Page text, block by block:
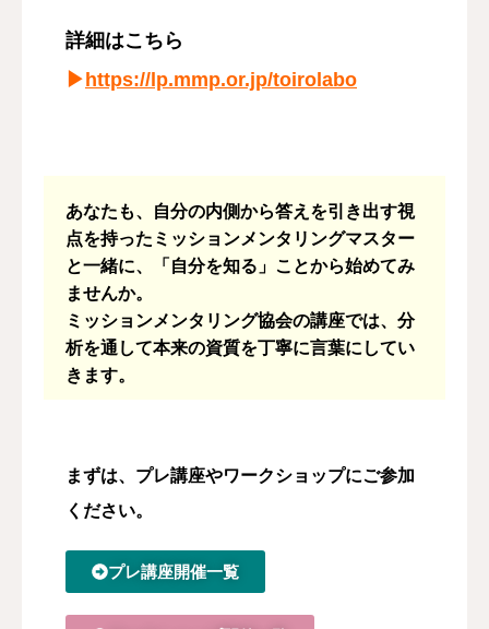
詳細はこちら
▶︎https://lp.mmp.or.jp/toirolabo
あなたも、自分の内側から答えを引き出す視
点を持ったミッションメンタリングマスター
と一緒に、「自分を知る」ことから始めてみ
ませんか。
ミッションメンタリング協会の講座では、分
析を通して本来の資質を丁寧に言葉にしてい
きます。
まずは、プレ講座やワークショップにご参加
ください。
プレ講座開催一覧